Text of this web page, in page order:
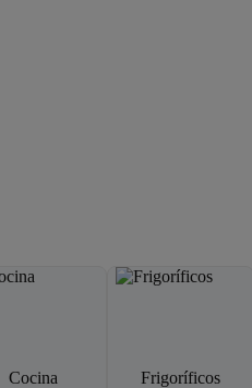
Cocina Frigoríficos